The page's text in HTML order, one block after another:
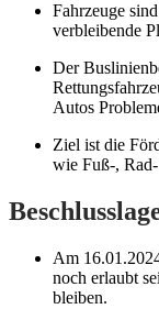
Fahrzeuge
verbleibende
Der
Autos
Ziel ist die
wie Fuß-,
Am
noch erlaubt
bleiben.